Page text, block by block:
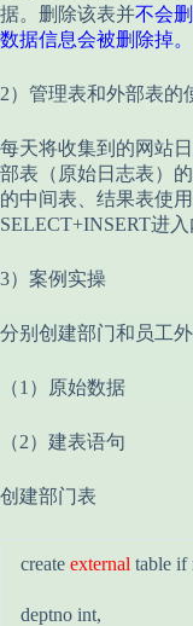
据。删除该表并不会
数据信息会被删除掉。
2）管理表和外部表的
每天将收集到的网站
部表（原始日志表）
的中间表、结果表使
SELECT+INSERT进入
3）案例实操
分别创建部门和员工
（1）原始数据
（2）建表语句
创建部门表
create external table if
deptno int,